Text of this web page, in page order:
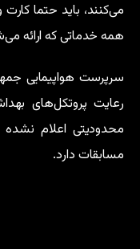
می‌کنند، باید حتما
همه خدماتی که ارائه
سرپرست هواپیمایی
رعایت پروتکل‌های
محدودیتی اعلام
مسابقات دارد.